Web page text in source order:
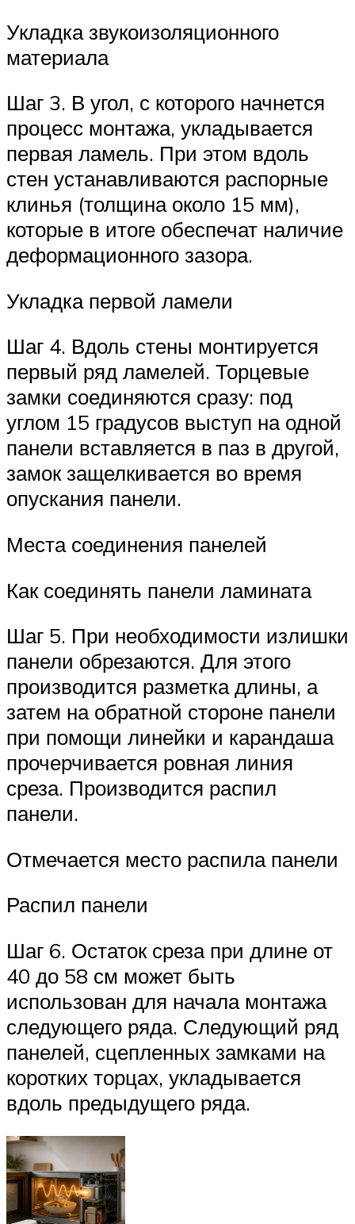
Укладка звукоизоляционного
материала
Шаг 3. В угол, с которого начнется
процесс монтажа, укладывается
первая ламель. При этом вдоль
стен устанавливаются распорные
клинья (толщина около 15 мм),
которые в итоге обеспечат наличие
деформационного зазора.
Укладка первой ламели
Шаг 4. Вдоль стены монтируется
первый ряд ламелей. Торцевые
замки соединяются сразу: под
углом 15 градусов выступ на одной
панели вставляется в паз в другой,
замок защелкивается во время
опускания панели.
Места соединения панелей
Как соединять панели ламината
Шаг 5. При необходимости излишки
панели обрезаются. Для этого
производится разметка длины, а
затем на обратной стороне панели
при помощи линейки и карандаша
прочерчивается ровная линия
среза. Производится распил
панели.
Отмечается место распила панели
Распил панели
Шаг 6. Остаток среза при длине от
40 до 58 см может быть
использован для начала монтажа
следующего ряда. Следующий ряд
панелей, сцепленных замками на
коротких торцах, укладывается
вдоль предыдущего ряда.